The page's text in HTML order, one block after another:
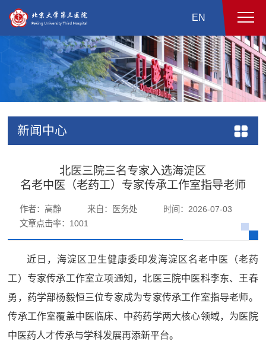
EN
新闻中心
北医三院三名专家入选海淀区
名老中医（老药工）专家传承工作室指导老师
作者：高静 来自：医务处
时间：2026-07-03
文章点击率： 1001
近日，海淀区卫生健康委印发海淀区名老中医（老药
工）专家传承工作室立项通知，北医三院中医科李东、王春
勇，药学部杨毅恒三位专家成为专家传承工作室指导老师。
传承工作室覆盖中医临床、中药药学两大核心领域，为医院
中医药人才传承与学科发展再添新平台。